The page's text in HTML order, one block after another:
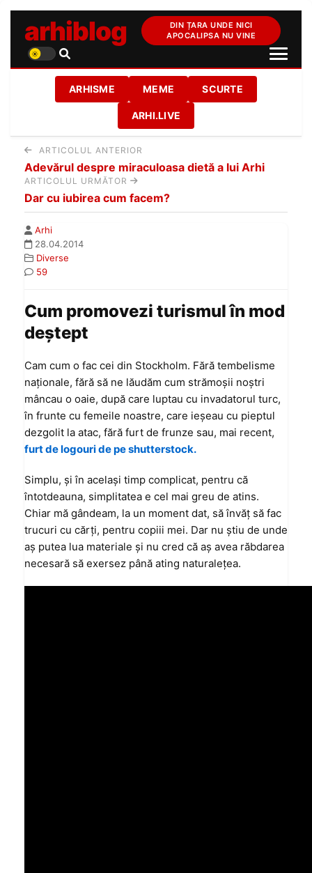
arhiblog
DIN ȚARA UNDE NICI
APOCALIPSA NU VINE
ARHISME MEME SCURTE
ARHI.LIVE
ARTICOLUL ANTERIOR
Adevărul despre miraculoasa dietă a lui Arhi
ARTICOLUL URMĂTOR
Dar cu iubirea cum facem?
Arhi
28.04.2014
Diverse
59
Cum promovezi turismul în mod
deștept
Cam cum o fac cei din Stockholm. Fără tembelisme
naționale, fără să ne lăudăm cum strămoșii noștri
mâncau o oaie, după care luptau cu invadatorul turc,
în frunte cu femeile noastre, care ieșeau cu pieptul
dezgolit la atac, fără furt de frunze sau, mai recent,
furt de logouri de pe shutterstock.
Simplu, și în același timp complicat, pentru că
întotdeauna, simplitatea e cel mai greu de atins.
Chiar mă gândeam, la un moment dat, să învăț să fac
trucuri cu cărți, pentru copiii mei. Dar nu știu de unde
aș putea lua materiale și nu cred că aș avea răbdarea
necesară să exersez până ating naturalețea.